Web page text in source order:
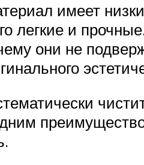
имеет
легкие и
они не